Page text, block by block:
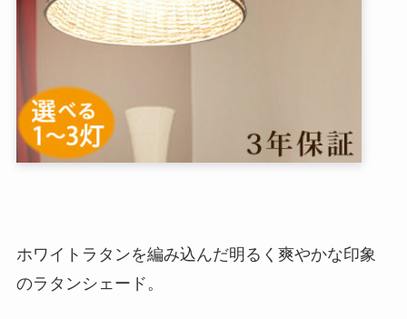
ホワイトラタンを編み込んだ明るく爽やかな印象
のラタンシェード。